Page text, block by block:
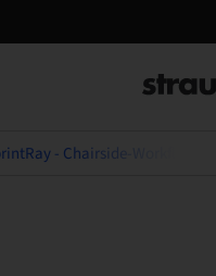
- Chairside-Workflow: